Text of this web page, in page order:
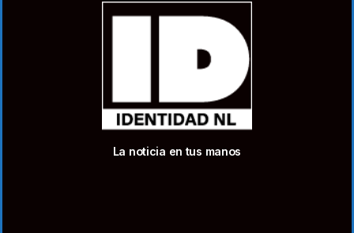
La noticia en tus manos